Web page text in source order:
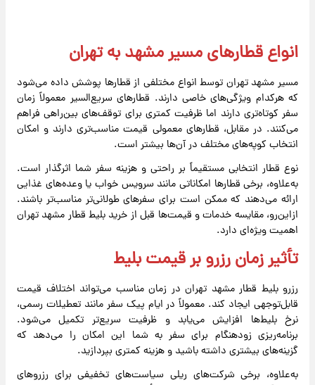
انواع قطارهای مسیر مشهد به تهران
مسیر مشهد تهران توسط انواع مختلفی از قطارها پوشش داده می‌شود
که هرکدام ویژگی‌های خاصی دارند. قطارهای سریع‌السیر معمولاً زمان
سفر کوتاه‌تری دارند اما ظرفیت کمتری برای توقف‌های بین‌راهی فراهم
می‌کنند. در مقابل، قطارهای معمولی قیمت مناسب‌تری دارند و امکان
انتخاب کوپه‌های مختلف در آن‌ها بیشتر است.
نوع قطار انتخابی مستقیماً بر راحتی و هزینه سفر شما اثرگذار است.
به‌علاوه، برخی قطارها امکاناتی مانند سرویس خواب یا وعده‌های غذایی
ارائه می‌دهند که ممکن است برای سفرهای طولانی‌تر مناسب‌تر باشند.
ازاین‌رو، مقایسه خدمات و قیمت‌ها قبل از خرید بلیط قطار مشهد تهران
اهمیت ویژه‌ای دارد.
تأثیر زمان رزرو بر قیمت بلیط
رزرو بلیط قطار مشهد تهران در زمان مناسب می‌تواند اختلاف قیمت
قابل‌توجهی ایجاد کند. معمولاً در ایام پیک سفر مانند تعطیلات رسمی،
نرخ بلیط‌ها افزایش می‌یابد و ظرفیت سریع‌تر تکمیل می‌شود.
برنامه‌ریزی زودهنگام برای سفر به شما این امکان را می‌دهد که
گزینه‌های بیشتری داشته باشید و هزینه کمتری بپردازید.
به‌علاوه، برخی شرکت‌های ریلی سیاست‌های تخفیفی برای رزروهای